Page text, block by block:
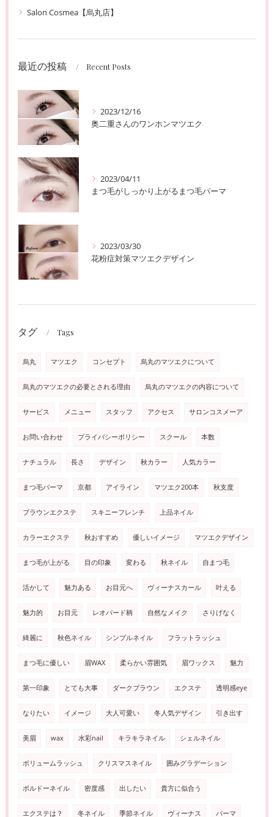
Salon Cosmea【烏丸店】
最近の投稿 Recent Posts
2023/12/16
奥二重さんのワンホンマツエク
2023/04/11
まつ毛がしっかり上がるまつ毛パーマ
2023/03/30
花粉症対策マツエクデザイン
タグ Tags
烏丸 マツエク コンセプト 烏丸のマツエクについて
烏丸のマツエクの必要とされる理由 烏丸のマツエクの内容について
サービス メニュー スタッフ アクセス サロンコスメーア
お問い合わせ プライバシーポリシー スクール 本数
ナチュラル 長さ デザイン 秋カラー 人気カラー
まつ毛パーマ 京都 アイライン マツエク200本 秋支度
ブラウンエクステ スキニーフレンチ 上品ネイル
カラーエクステ 秋おすすめ 優しいイメージ マツエクデザイン
まつ毛が上がる 目の印象 変わる 秋ネイル 自まつ毛
活かして 魅力ある お目元へ ヴィーナスカール 叶える
魅力的 お目元 レオパード柄 自然なメイク さりげなく
綺麗に 秋色ネイル シンプルネイル フラットラッシュ
まつ毛に優しい 眉WAX 柔らかい雰囲気 眉ワックス 魅力
第一印象 とても大事 ダークブラウン エクステ 透明感eye
なりたい イメージ 大人可愛い 冬人気デザイン 引き出す
美眉 wax 水彩nail キラキラネイル シェルネイル
ボリュームラッシュ クリスマスネイル 囲みグラデーション
ボルドーネイル 密度感 出したい 貴方に似合う
エクステは？ 冬ネイル 季節ネイル ヴィーナス パーマ